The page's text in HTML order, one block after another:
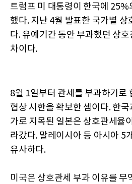
트럼프 미 대통령이 한국에 25%
했다. 지난 4월 발표한 국가별 상
다. 유예기간 동안 부과했던 상
차이다.
8월 1일부터 관세를 부과하기로
협상 시한을 확보한 셈이다. 한
가로 지목된 일본은 상호관세율
라갔다. 말레이시아 등 아시아 5
유사하다.
미국은 상호관세 부과 이유를 무